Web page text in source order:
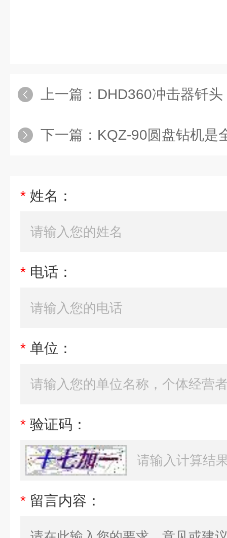
上一篇： DHD360冲击器钎头，
下一篇： KQZ-90圆盘钻机是全气
* 姓名：
* 电话：
* 单位：
* 验证码：
* 留言内容：